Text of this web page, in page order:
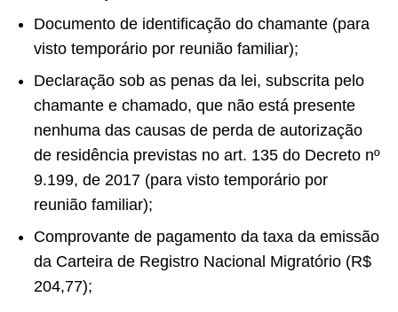
Documento de identificação do chamante (para
visto temporário por reunião familiar);
Declaração sob as penas da lei, subscrita pelo
chamante e chamado, que não está presente
nenhuma das causas de perda de autorização
de residência previstas no art. 135 do Decreto nº
9.199, de 2017 (para visto temporário por
reunião familiar);
Comprovante de pagamento da taxa da emissão
da Carteira de Registro Nacional Migratório (R$
204,77);